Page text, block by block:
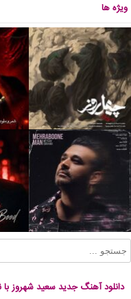
ویژه ها
دانلود آهنگ جدید سعید شهروز با